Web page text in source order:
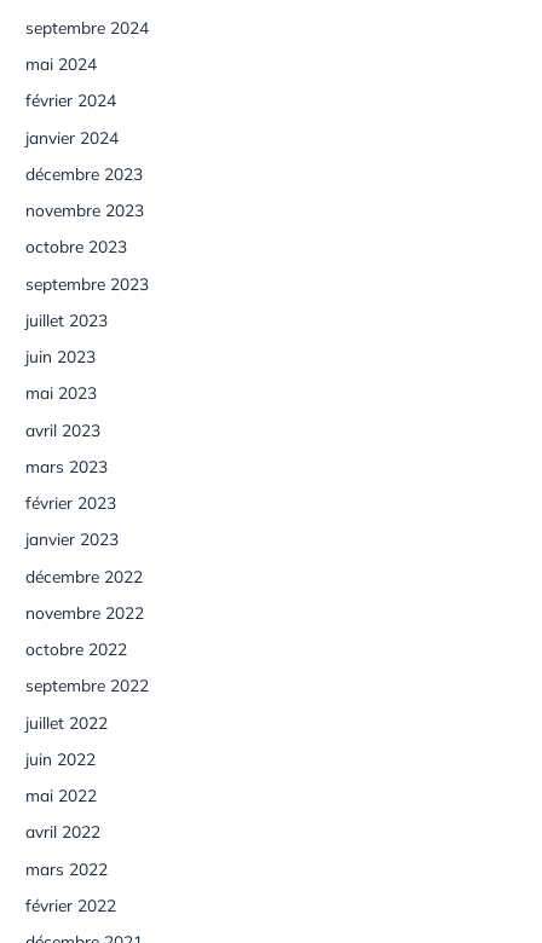
septembre 2024
mai 2024
février 2024
janvier 2024
décembre 2023
novembre 2023
octobre 2023
septembre 2023
juillet 2023
juin 2023
mai 2023
avril 2023
mars 2023
février 2023
janvier 2023
décembre 2022
novembre 2022
octobre 2022
septembre 2022
juillet 2022
juin 2022
mai 2022
avril 2022
mars 2022
février 2022